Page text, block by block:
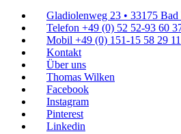
Gladiolenweg 23 • 33175
Telefon +49 (0) 52 52-93 60
Mobil +49 (0) 151-15 58 29 11
Kontakt
Über uns
Thomas Wilken
Facebook
Instagram
Pinterest
Linkedin